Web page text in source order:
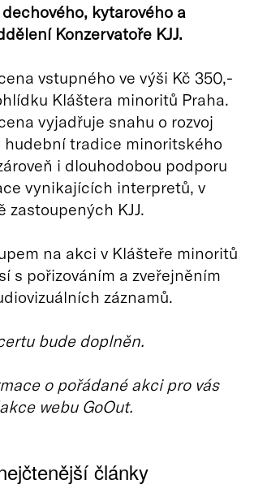
kytarového a
Konzervatoře KJJ.
vstupného ve výši Kč 350,-
Kláštera minoritů Praha.
vyjadřuje snahu o rozvoj
hudební tradice minoritského
i dlouhodobou podporu
vynikajících interpretů, v
zastoupených KJJ.
na akci v Klášteře minoritů
s pořizováním a zveřejněním
záznamů.
bude doplněn.
o pořádané akci pro vás
webu GoOut.
články